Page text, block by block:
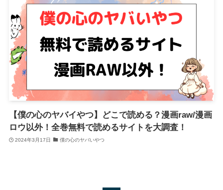
【僕の心のヤバイやつ】どこで読める？漫画raw/漫画
ロウ以外！全巻無料で読めるサイトを大調査！
2024年3月17日 僕の心のヤバいやつ